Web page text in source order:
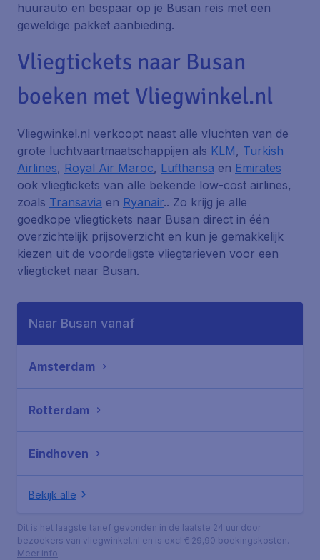
huurauto en bespaar op je Busan reis met een
geweldige pakket aanbieding.
Vliegtickets naar Busan
boeken met Vliegwinkel.nl
Vliegwinkel.nl verkoopt naast alle vluchten van de
grote luchtvaartmaatschappijen als KLM, Turkish
Airlines, Royal Air Maroc, Lufthansa en Emirates
ook vliegtickets van alle bekende low-cost airlines,
zoals Transavia en Ryanair.. Zo krijg je alle
goedkope vliegtickets naar Busan direct in één
overzichtelijk prijsoverzicht en kun je gemakkelijk
kiezen uit de voordeligste vliegtarieven voor een
vliegticket naar Busan.
Naar Busan vanaf
Amsterdam
Rotterdam
Eindhoven
Bekijk alle
Dit is het laagste tarief gevonden in de laatste 24 uur door
bezoekers van vliegwinkel.nl en is excl € 29,90 boekingskosten.
Meer info